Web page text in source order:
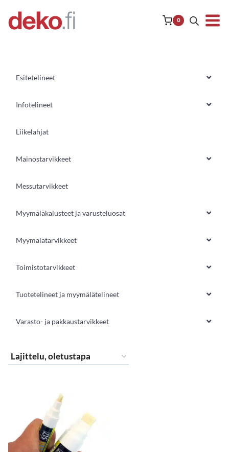
sisältöön
0
Esitetelineet
Infotelineet
Liikelahjat
Mainostarvikkeet
Messutarvikkeet
Myymäläkalusteet ja varusteluosat
Myymälätarvikkeet
Toimistotarvikkeet
Tuotetelineet ja myymälätelineet
Varasto- ja pakkaustarvikkeet